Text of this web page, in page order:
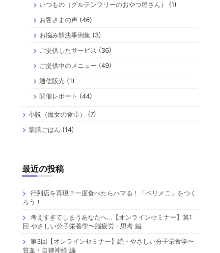
いつもの（グルテンフリーのおやつ屋さん）
(1)
お客さまの声 (46)
お悩み解決事例集 (3)
ご提供したサービス (36)
ご提供中のメニュー (49)
通信販売 (1)
開催レポート (44)
小説（魔女の食卓）
(7)
薬膳ごはん (14)
最近の投稿
行列店を再現？一度食べたらハマる！「ペリメニ」をつく
ろう！
考えすぎてしまうあなたへ…【オンラインセミナー】第1
回 やさしい分子栄養学〜脳疲労・思考 編
第3回【オンラインセミナー】続・やさしい分子栄養学〜
貧血・自律神経 編